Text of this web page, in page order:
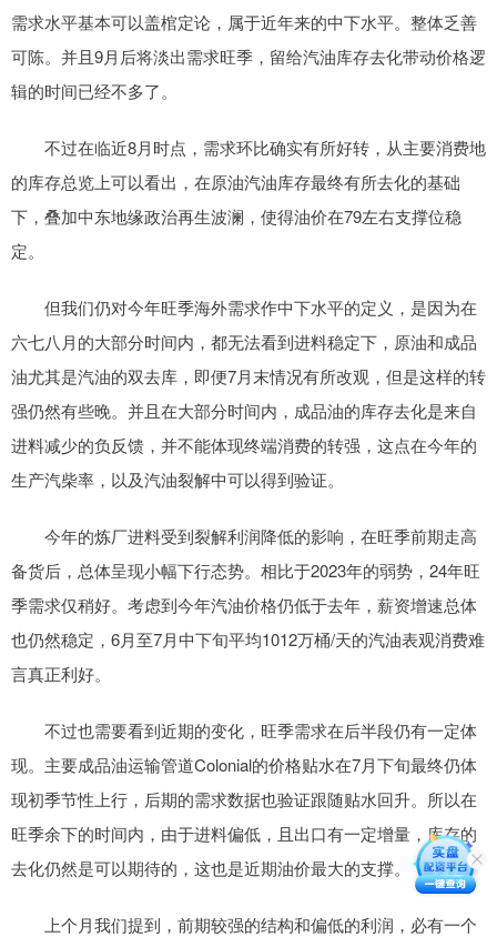
需求水平基本可以盖棺定论，属于近年来的中下水平。整体乏善
可陈。并且9月后将淡出需求旺季，留给汽油库存去化带动价格逻
辑的时间已经不多了。
不过在临近8月时点，需求环比确实有所好转，从主要消费地
的库存总览上可以看出，在原油汽油库存最终有所去化的基础
下，叠加中东地缘政治再生波澜，使得油价在79左右支撑位稳
定。
但我们仍对今年旺季海外需求作中下水平的定义，是因为在
六七八月的大部分时间内，都无法看到进料稳定下，原油和成品
油尤其是汽油的双去库，即便7月末情况有所改观，但是这样的转
强仍然有些晚。并且在大部分时间内，成品油的库存去化是来自
进料减少的负反馈，并不能体现终端消费的转强，这点在今年的
生产汽柴率，以及汽油裂解中可以得到验证。
今年的炼厂进料受到裂解利润降低的影响，在旺季前期走高
备货后，总体呈现小幅下行态势。相比于2023年的弱势，24年旺
季需求仅稍好。考虑到今年汽油价格仍低于去年，薪资增速总体
也仍然稳定，6月至7月中下旬平均1012万桶/天的汽油表观消费难
言真正利好。
不过也需要看到近期的变化，旺季需求在后半段仍有一定体
现。主要成品油运输管道Colonial的价格贴水在7月下旬最终仍体
现初季节性上行，后期的需求数据也验证跟随贴水回升。所以在
旺季余下的时间内，由于进料偏低，且出口有一定增量，库存的
去化仍然是可以期待的，这也是近期油价最大的支撑。
上个月我们提到，前期较强的结构和偏低的利润，必有一个